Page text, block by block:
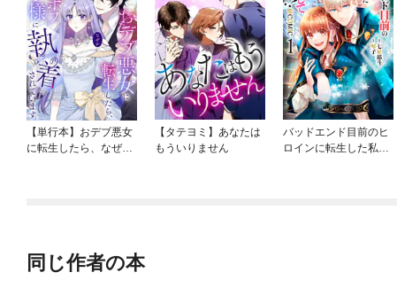
【単行本】おデブ悪女
に転生したら、なぜか
【タテヨミ】あなたは
もういりません
バッドエンド目前のヒ
ロインに転生した私、
同じ作者の本